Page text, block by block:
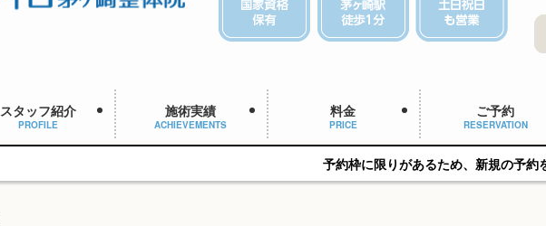
スタッフ紹介
PROFILE
施術実績
ACHIEVEMENTS
料金
PRICE
ご予約
RESERVATION
予約枠に限りがあるため、新規の予約をご希望の方はお早め